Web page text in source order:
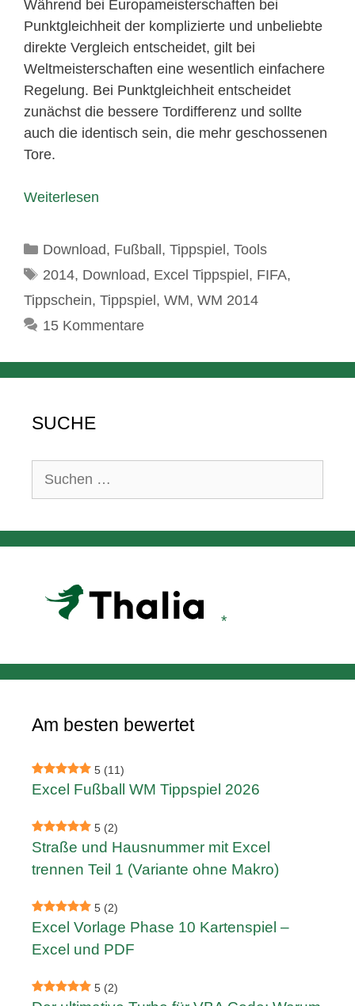
Während bei Europameisterschaften bei
Punktgleichheit der komplizierte und unbeliebte
direkte Vergleich entscheidet, gilt bei
Weltmeisterschaften eine wesentlich einfachere
Regelung. Bei Punktgleichheit entscheidet
zunächst die bessere Tordifferenz und sollte
auch die identisch sein, die mehr geschossenen
Tore.
Weiterlesen
Kategorien
Download, Fußball , Tippspiel , Tools
Schlagwörter
2014, Download, Excel Tippspiel , FIFA,
Tippschein, Tippspiel , WM, WM 2014
15 Kommentare
SUCHE
Suchen
Am besten bewertet
5 (11)
Excel Fußball WM Tippspiel 2026
5 (2)
Straße und Hausnummer mit Excel
trennen Teil 1 (Variante ohne Makro)
5 (2)
Excel Vorlage Phase 10 Kartenspiel –
Excel und PDF
5 (2)